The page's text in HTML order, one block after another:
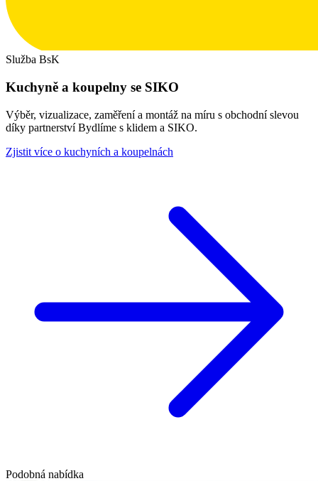
Služba BsK
Kuchyně a koupelny se SIKO
Výběr, vizualizace, zaměření a montáž na míru s obchodní slevou
díky partnerství Bydlíme s klidem a SIKO.
Zjistit více o kuchyních a koupelnách
Podobná nabídka